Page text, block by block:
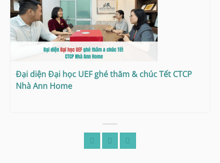
Đại diện Đại học UEF ghé thăm & chúc Tết CTCP
Nhà Ann Home